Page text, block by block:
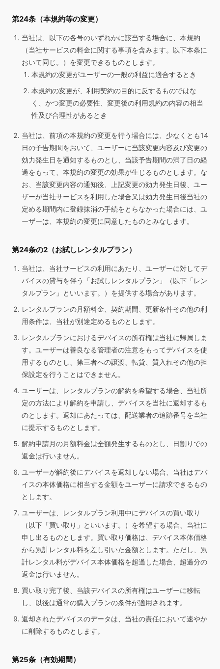
第24条（本規約等の変更）
当社は、以下の各号のいずれかに該当する場合に、本規約
（当社サービスの料金に関する事項を含みます。以下本条に
おいて同じ。）を変更できるものとします。
本規約の変更がユーザーの一般の利益に適合するとき
本規約の変更が、利用契約の目的に反するものではな
く、かつ変更の必要性、変更後の利用規約の内容の相当
性及び合理性があるとき
当社は、前項の本規約の変更を行う場合には、少なくとも14
日の予告期間をおいて、ユーザーに当該変更内容及び変更の
効力発生日を通知するものとし、当該予告期間の満了日の経
過をもって、本規約の変更の効果が生じるものとします。な
お、当該変更内容の通知後、上記変更の効力発生日後、ユー
ザーが当社サービスを利用した場合又は効力発生日後当社の
定める期間内に登録抹消の手続をとらなかった場合には、ユ
ーザーは、本規約の変更に同意したものとみなします。
第24条の2（お試しレンタルプラン）
当社は、当社サービスの利用にあたり、ユーザーに対してデ
バイスの貸与を伴う「お試しレンタルプラン」（以下「レン
タルプラン」といいます。）を提供する場合があります。
レンタルプランの月額料金、契約期間、更新条件その他の利
用条件は、当社が別途定めるものとします。
レンタルプランにおけるデバイスの所有権は当社に帰属しま
す。ユーザーは善良なる管理者の注意をもってデバイスを使
用するものとし、第三者への譲渡、転貸、質入れその他の担
保設定を行うことはできません。
ユーザーは、レンタルプランの解約を希望する場合、当社所
定の方法により解約を申請し、デバイスを当社に返却するも
のとします。返却にあたっては、配送業者の追跡番号を当社
に提示するものとします。
解約申請月の月額料金は全額発生するものとし、日割りでの
返金は行いません。
ユーザーが解約後にデバイスを返却しない場合、当社はデバ
イスの本体価格に相当する金額をユーザーに請求できるもの
とします。
ユーザーは、レンタルプラン利用中にデバイスの買い取り
（以下「買い取り」といいます。）を希望する場合、当社に
申し出るものとします。買い取り価格は、デバイス本体価格
から累計レンタル料を差し引いた金額とします。ただし、累
計レンタル料がデバイス本体価格を超過した場合、超過分の
返金は行いません。
買い取り完了後、当該デバイスの所有権はユーザーに移転
し、以後は通常の購入プランの条件が適用されます。
返却されたデバイスのデータは、当社の責任において速やか
に削除するものとします。
第25条（有効期間）